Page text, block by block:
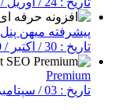
پیشرفته میهن پنل
تاریخ : 30 / اکتبر / 2020
Premium
تاریخ : 03 / سپتامبر / 2020